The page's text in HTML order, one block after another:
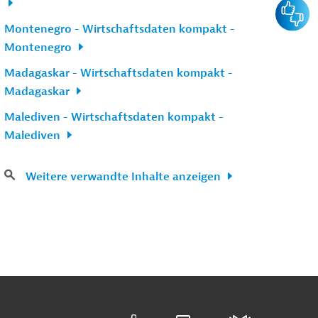
Montenegro - Wirtschaftsdaten kompakt -
Montenegro
Madagaskar - Wirtschaftsdaten kompakt -
Madagaskar
Malediven - Wirtschaftsdaten kompakt -
Malediven
Weitere verwandte Inhalte anzeigen